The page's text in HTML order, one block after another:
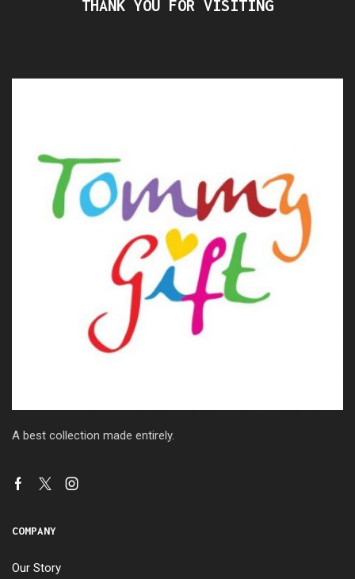
THANK YOU FOR VISITING
A best collection made entirely.
COMPANY
Our Story